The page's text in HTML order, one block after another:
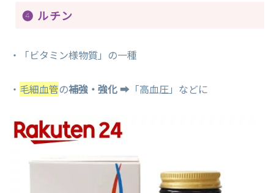
❹ ルチン
・「ビタミン様物質」の一種
・ 毛細血管の補強・強化➡「高血圧」などに